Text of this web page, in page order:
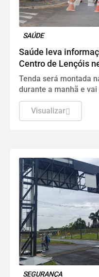
SAÚDE
Saúde leva
Centro de Lençóis
Tenda será montada
durante a manhã e
unidades de saúde,
básicos
Visualizar
SEGURANÇA